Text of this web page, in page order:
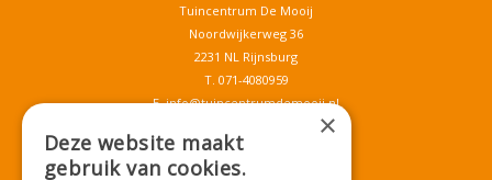
Tuincentrum De Mooij
Noordwijkerweg 36
2231 NL Rijnsburg
T. 071-4080959
E.info@tuincentrumdemooij.nl
×
Deze website maakt
gebruik van cookies.